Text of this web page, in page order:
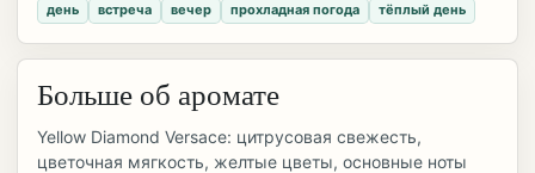
день встреча вечер прохладная погода тёплый день
Больше об аромате
Yellow Diamond Versace: цитрусовая свежесть,
цветочная мягкость, желтые цветы, основные ноты